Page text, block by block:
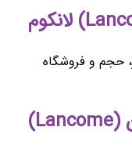
حجم و فروشگاه
میزان ماندگاری عطر و ادکلن (Lancome)